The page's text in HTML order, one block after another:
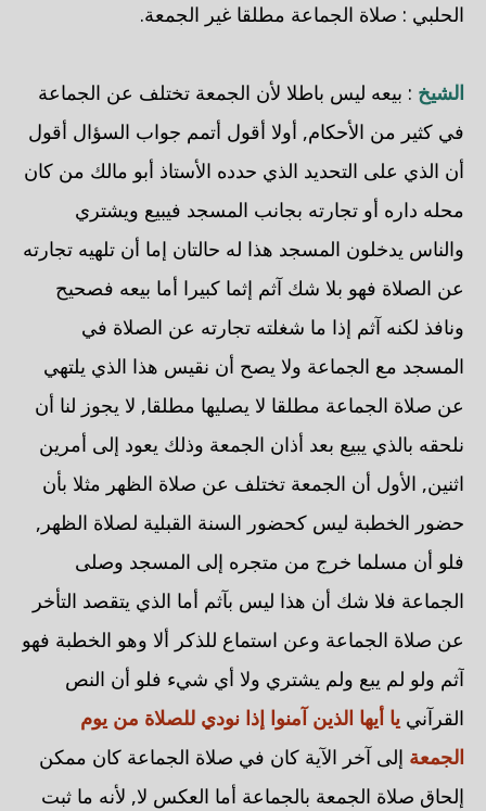
الحلبي : صلاة الجماعة مطلقا غير الجمعة.
الشيخ : بيعه ليس باطلا لأن الجمعة تختلف عن الجماعة
في كثير من الأحكام, أولا أقول أتمم جواب السؤال أقول
أن الذي على التحديد الذي حدده الأستاذ أبو مالك من كان
محله داره أو تجارته بجانب المسجد فيبيع ويشتري
والناس يدخلون المسجد هذا له حالتان إما أن تلهيه تجارته
عن الصلاة فهو بلا شك آثم إثما كبيرا أما بيعه فصحيح
ونافذ لكنه آثم إذا ما شغلته تجارته عن الصلاة في
المسجد مع الجماعة ولا يصح أن نقيس هذا الذي يلتهي
عن صلاة الجماعة مطلقا لا يصليها مطلقا, لا يجوز لنا أن
نلحقه بالذي يبيع بعد أذان الجمعة وذلك يعود إلى أمرين
اثنين, الأول أن الجمعة تختلف عن صلاة الظهر مثلا بأن
حضور الخطبة ليس كحضور السنة القبلية لصلاة الظهر,
فلو أن مسلما خرج من متجره إلى المسجد وصلى
الجماعة فلا شك أن هذا ليس بآثم أما الذي يتقصد التأخر
عن صلاة الجماعة وعن استماع للذكر ألا وهو الخطبة فهو
آثم ولو لم يبع ولم يشتري ولا أي شيء فلو أن النص
القرآني يا أيها الذين آمنوا إذا نودي للصلاة من يوم
الجمعة إلى آخر الآية كان في صلاة الجماعة كان ممكن
إلحاق صلاة الجمعة بالجماعة أما العكس لا, لأنه ما ثبت